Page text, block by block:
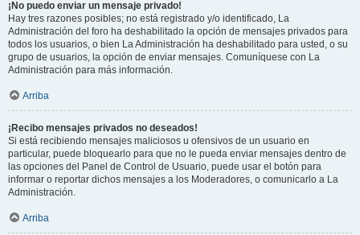
¡No puedo enviar un mensaje privado!
Hay tres razones posibles; no está registrado y/o identificado, La
Administración del foro ha deshabilitado la opción de mensajes privados para
todos los usuarios, o bien La Administración ha deshabilitado para usted, o su
grupo de usuarios, la opción de enviar mensajes. Comuníquese con La
Administración para más información.
Arriba
¡Recibo mensajes privados no deseados!
Si está recibiendo mensajes maliciosos u ofensivos de un usuario en
particular, puede bloquearlo para que no le pueda enviar mensajes dentro de
las opciones del Panel de Control de Usuario, puede usar el botón para
informar o reportar dichos mensajes a los Moderadores, o comunicarlo a La
Administración.
Arriba